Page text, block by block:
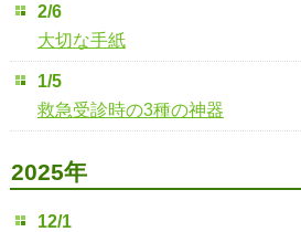
2/6
大切な手紙
1/5
救急受診時の3種の神器
2025年
12/1